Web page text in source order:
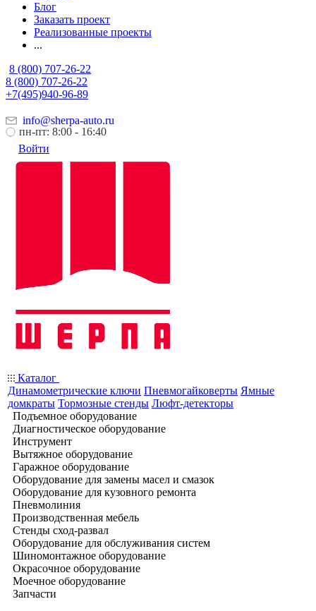
Блог
Заказать проект
Реализованные проекты
...
8 (800) 707-26-22
8 (800) 707-26-22
+7(495)940-96-89
info@sherpa-auto.ru
пн-пт: 8:00 - 16:40
Войти
Каталог
Динамометрические ключи Пневмогайковерты Ямные
домкраты Тормозные стенды Люфт-детекторы
Подъемное оборудование
Диагностическое оборудование
Инструмент
Вытяжное оборудование
Гаражное оборудование
Оборудование для замены масел и смазок
Оборудование для кузовного ремонта
Пневмолиния
Производственная мебель
Стенды сход-развал
Оборудование для обслуживания систем
Шиномонтажное оборудование
Окрасочное оборудование
Моечное оборудование
Запчасти